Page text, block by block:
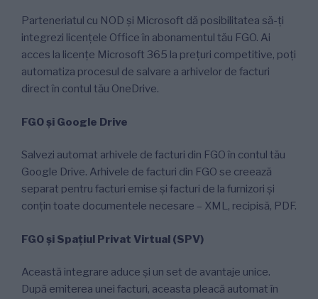
Parteneriatul cu NOD și Microsoft dă posibilitatea să-ți
integrezi licențele Office în abonamentul tău FGO. Ai
acces la licențe Microsoft 365 la prețuri competitive, poți
automatiza procesul de salvare a arhivelor de facturi
direct în contul tău OneDrive.
FGO și Google Drive
Salvezi automat arhivele de facturi din FGO în contul tău
Google Drive. Arhivele de facturi din FGO se creează
separat pentru facturi emise și facturi de la furnizori și
conțin toate documentele necesare – XML, recipisă, PDF.
FGO și Spațiul Privat Virtual (SPV)
Această integrare aduce și un set de avantaje unice.
După emiterea unei facturi, aceasta pleacă automat în